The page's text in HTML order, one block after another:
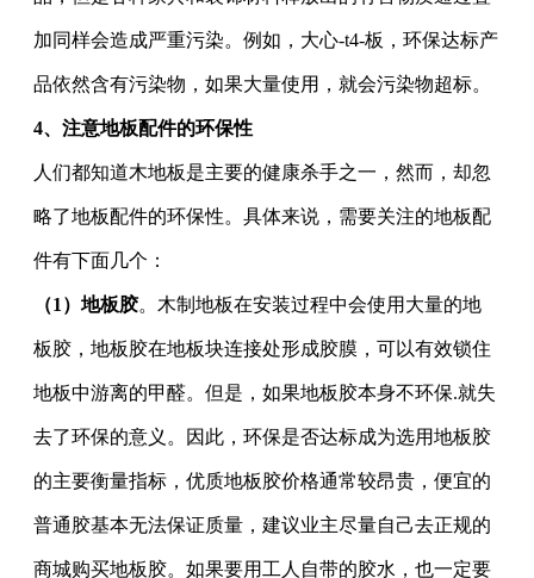
加同样会造成严重污染。例如，大心-t4-板，环保达标产
品依然含有污染物，如果大量使用，就会污染物超标。
4、注意地板配件的环保性
人们都知道木地板是主要的健康杀手之一，然而，却忽
略了地板配件的环保性。具体来说，需要关注的地板配
件有下面几个：
（1）地板胶。木制地板在安装过程中会使用大量的地
板胶，地板胶在地板块连接处形成胶膜，可以有效锁住
地板中游离的甲醛。但是，如果地板胶本身不环保.就失
去了环保的意义。因此，环保是否达标成为选用地板胶
的主要衡量指标，优质地板胶价格通常较昂贵，便宜的
普通胶基本无法保证质量，建议业主尽量自己去正规的
商城购买地板胶。如果要用工人自带的胶水，也一定要